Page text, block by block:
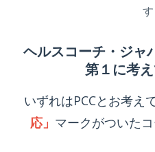
す
ヘルスコーチ・ジャ
第１に考え
いずれはPCCとお考え
応」 マークがついた